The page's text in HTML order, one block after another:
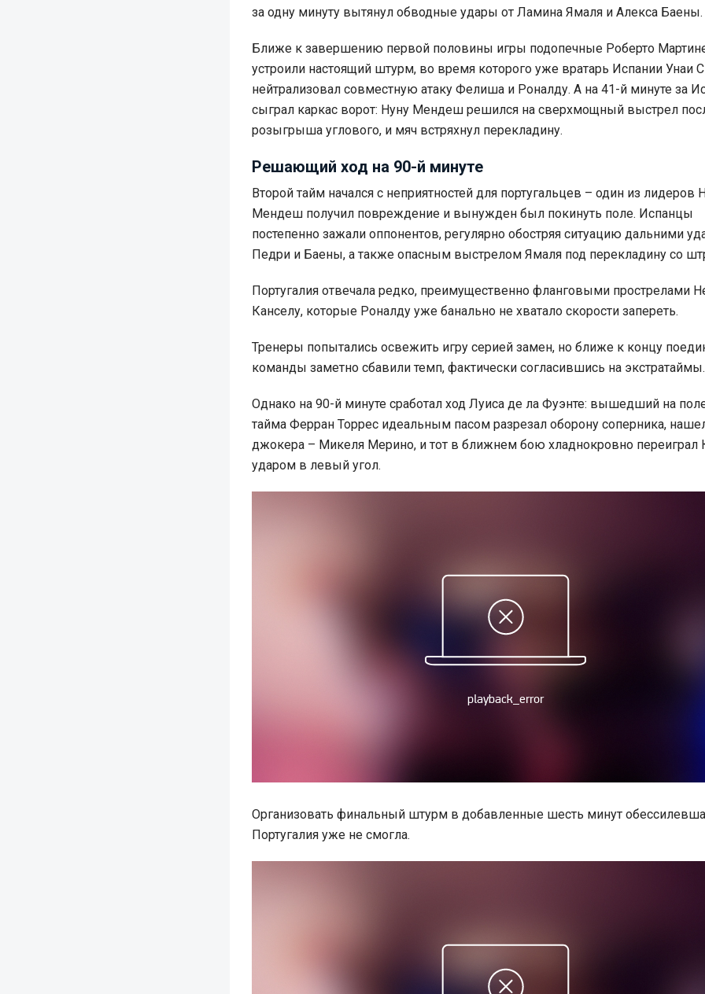
за одну минуту вытянул обводные удары от Ламина Ямаля и Алекса Баены.
Ближе к завершению первой половины игры подопечные Роберто
устроили настоящий штурм, во время которого уже вратарь Испании Унаи
нейтрализовал совместную атаку Фелиша и Роналду. А на 41-й минуте за
сыграл каркас ворот: Нуну Мендеш решился на сверхмощный выстрел
розыгрыша углового, и мяч встряхнул перекладину.
Решающий ход на 90-й минуте
Второй тайм начался с неприятностей для португальцев – один из лидеров
Мендеш получил повреждение и вынужден был покинуть поле. Испанцы
постепенно зажали оппонентов, регулярно обостряя ситуацию дальними
Педри и Баены, а также опасным выстрелом Ямаля под перекладину со
Португалия отвечала редко, преимущественно фланговыми прострелами
Канселу, которые Роналду уже банально не хватало скорости запереть.
Тренеры попытались освежить игру серией замен, но ближе к концу
команды заметно сбавили темп, фактически согласившись на экстратаймы.
Однако на 90-й минуте сработал ход Луиса де ла Фуэнте: вышедший на
тайма Ферран Торрес идеальным пасом разрезал оборону соперника,
джокера – Микеля Мерино, и тот в ближнем бою хладнокровно переиграл
ударом в левый угол.
Организовать финальный штурм в добавленные шесть минут
Португалия уже не смогла.